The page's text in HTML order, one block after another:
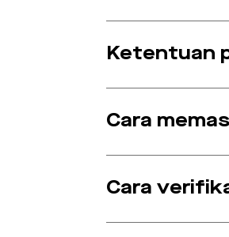
Ketentuan
Cara
Cara